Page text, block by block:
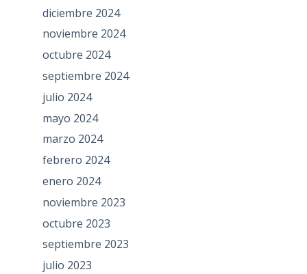
diciembre 2024
noviembre 2024
octubre 2024
septiembre 2024
julio 2024
mayo 2024
marzo 2024
febrero 2024
enero 2024
noviembre 2023
octubre 2023
septiembre 2023
julio 2023